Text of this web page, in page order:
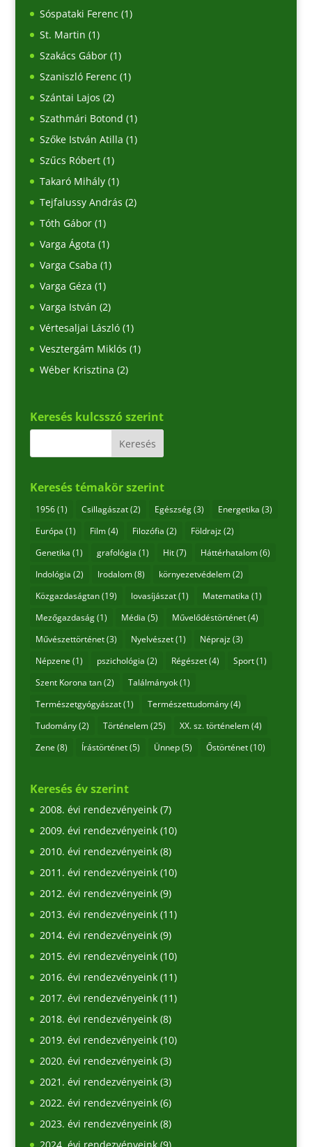
Sóspataki Ferenc (1)
St. Martin (1)
Szakács Gábor(1)
Szaniszló Ferenc (1)
Szántai Lajos (2)
Szathmári Botond (1)
Szőke István Atilla (1)
Szűcs Róbert(1)
Takaró Mihály(1)
Tejfalussy András (2)
Tóth Gábor(1)
Varga Ágota (1)
Varga Csaba (1)
Varga Géza (1)
Varga István (2)
Vértesaljai László(1)
Vesztergám Miklós (1)
Wéber Krisztina (2)
Keresés kulcsszó szerint
Keresés témakör szerint
1956(1) Csillagászat(2) Egészség(3) Energetika (3)
Európa (1) Film(4) Filozófia (2) Földrajz(2)
Genetika (1) grafológia (1) Hit(7) Háttérhatalom(6)
Indológia (2) Irodalom(8) környezetvédelem(2)
Közgazdaságtan(19) lovasíjászat(1) Matematika (1)
Mezőgazdaság(1) Média (5) Művelődéstörténet(4)
Művészettörténet(3) Nyelvészet(1) Néprajz(3)
Népzene (1) pszichológia (2) Régészet(4) Sport(1)
Szent Korona tan(2) Találmányok(1)
Természetgyógyászat(1) Természettudomány(4)
Tudomány(2) Történelem(25) XX. sz. történelem(4)
Zene (8) Írástörténet(5) Ünnep(5) Őstörténet(10)
Keresés év szerint
2008. évi rendezvényeink(7)
2009. évi rendezvényeink(10)
2010. évi rendezvényeink(8)
2011. évi rendezvényeink(10)
2012. évi rendezvényeink(9)
2013. évi rendezvényeink(11)
2014. évi rendezvényeink(9)
2015. évi rendezvényeink(10)
2016. évi rendezvényeink(11)
2017. évi rendezvényeink(11)
2018. évi rendezvényeink(8)
2019. évi rendezvényeink(10)
2020. évi rendezvényeink(3)
2021. évi rendezvényeink(3)
2022. évi rendezvényeink(6)
2023. évi rendezvényeink(8)